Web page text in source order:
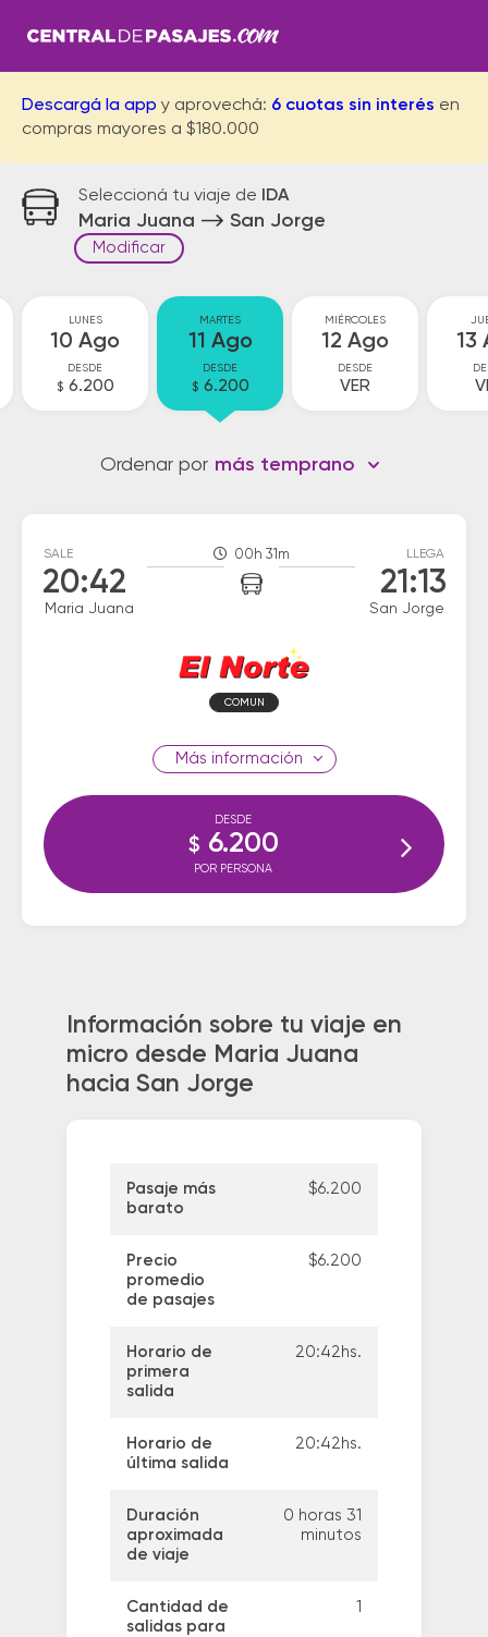
Descargá la app y aprovechá: 6 cuotas sin interés en
compras mayores a $180.000
Seleccioná tu viaje de IDA
Maria Juana San Jorge
Modificar
LUNES
10 Ago
DESDE
$ 6.200
MARTES
11 Ago
DESDE
$ 6.200
MIÉRCOLES
12 Ago
DESDE
VER
13
Ordenar por más temprano
SALE
20:42
Maria Juana
00h 31m LLEGA
21:13
San Jorge
COMUN
información
DESDE
$ 6.200
POR PERSONA
Información sobre tu viaje en
micro desde Maria Juana
hacia San Jorge
Pasaje más
barato
$6.200
Precio
promedio
de pasajes
$6.200
Horario de
primera
salida
20:42hs.
Horario de
última salida
20:42hs.
Duración
aproximada
de viaje
0 horas 31
minutos
Cantidad de
salidas para
1